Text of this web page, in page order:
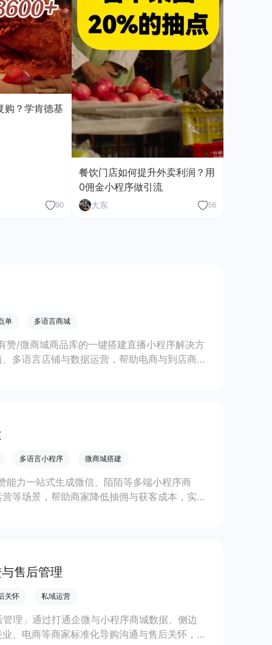
购？学肯德基
90
餐饮门店如何提升外卖利润？用
0佣金小程序做引流
大东 56
单 多语言商城
/微商城商品库的一键搭建直播小程序解决方
多语言店铺与数据运营，帮助电商与到店商家
多语言小程序 微商城搭建
力一站式生成微信、陌陌等多端小程序商
等场景，帮助商家降低抽佣与获客成本，实现
售后管理
关怀 私域运营
理」通过打通企微与小程序商城数据、侧边
、电商等商家标准化导购沟通与售后关怀，提